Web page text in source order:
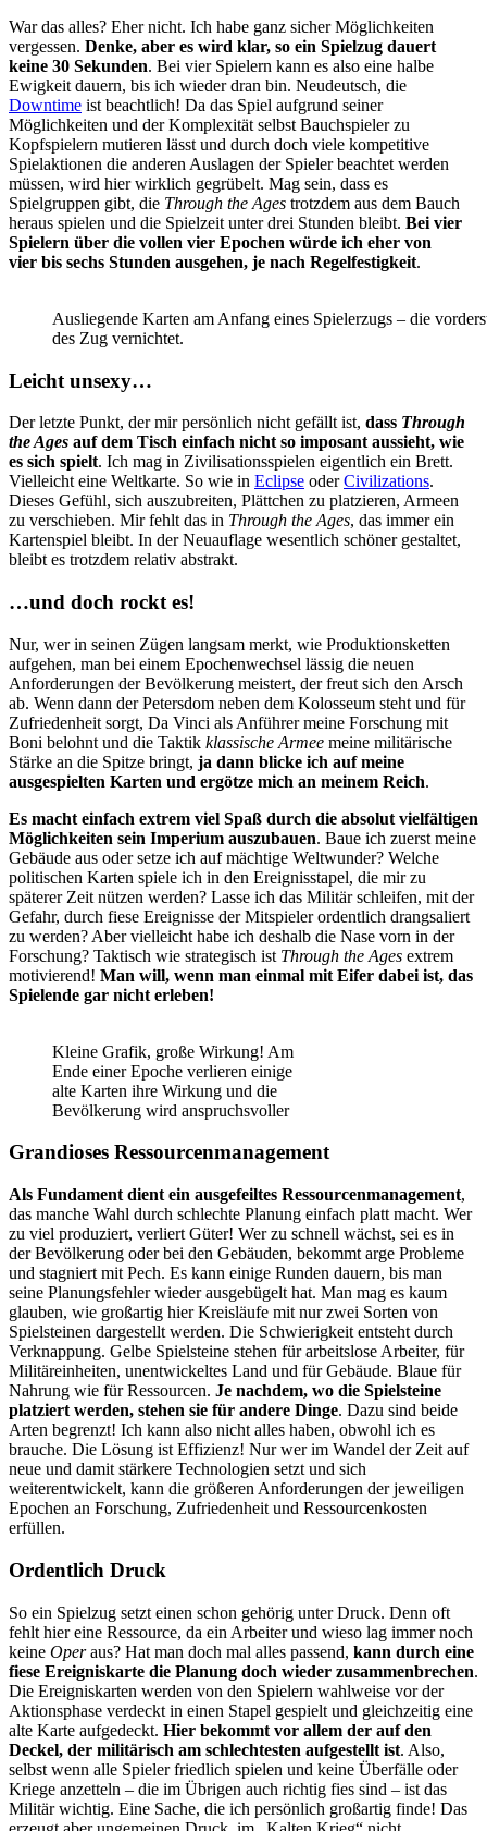
War das alles? Eher nicht. Ich habe ganz sicher Möglichkeiten
vergessen. Denke, aber es wird klar, so ein Spielzug dauert
keine 30 Sekunden. Bei vier Spielern kann es also eine halbe
Ewigkeit dauern, bis ich wieder dran bin. Neudeutsch, die
Downtime ist beachtlich! Da das Spiel aufgrund seiner
Möglichkeiten und der Komplexität selbst Bauchspieler zu
Kopfspielern mutieren lässt und durch doch viele kompetitive
Spielaktionen die anderen Auslagen der Spieler beachtet werden
müssen, wird hier wirklich gegrübelt. Mag sein, dass es
Spielgruppen gibt, die Through the Ages trotzdem aus dem Bauch
heraus spielen und die Spielzeit unter drei Stunden bleibt. Bei vier
Spielern über die vollen vier Epochen würde ich eher von
vier bis sechs Stunden ausgehen, je nach Regelfestigkeit.
Ausliegende Karten am Anfang eines Spielerzugs – die
des Zug vernichtet.
Leicht unsexy…
Der letzte Punkt, der mir persönlich nicht gefällt ist, dass Through
the Ages auf dem Tisch einfach nicht so imposant aussieht, wie
es sich spielt. Ich mag in Zivilisationsspielen eigentlich ein Brett.
Vielleicht eine Weltkarte. So wie in Eclipse oderCivilizations.
Dieses Gefühl, sich auszubreiten, Plättchen zu platzieren, Armeen
zu verschieben. Mir fehlt das in Through the Ages, das immer ein
Kartenspiel bleibt. In der Neuauflage wesentlich schöner gestaltet,
bleibt es trotzdem relativ abstrakt.
…und doch rockt es!
Nur, wer in seinen Zügen langsam merkt, wie Produktionsketten
aufgehen, man bei einem Epochenwechsel lässig die neuen
Anforderungen der Bevölkerung meistert, der freut sich den Arsch
ab. Wenn dann der Petersdom neben dem Kolosseum steht und für
Zufriedenheit sorgt, Da Vinci als Anführer meine Forschung mit
Boni belohnt und die Taktik klassische Armee meine militärische
Stärke an die Spitze bringt, ja dann blicke ich auf meine
ausgespielten Karten und ergötze mich an meinem Reich.
Es macht einfach extrem viel Spaß durch die absolut vielfältigen
Möglichkeiten sein Imperium auszubauen. Baue ich zuerst meine
Gebäude aus oder setze ich auf mächtige Weltwunder? Welche
politischen Karten spiele ich in den Ereignisstapel, die mir zu
späterer Zeit nützen werden? Lasse ich das Militär schleifen, mit der
Gefahr, durch fiese Ereignisse der Mitspieler ordentlich drangsaliert
zu werden? Aber vielleicht habe ich deshalb die Nase vorn in der
Forschung? Taktisch wie strategisch ist Through the Ages extrem
motivierend! Man will, wenn man einmal mit Eifer dabei ist, das
Spielende gar nicht erleben!
Kleine Grafik, große Wirkung! Am
Ende einer Epoche verlieren einige
alte Karten ihre Wirkung und die
Bevölkerung wird anspruchsvoller
Grandioses Ressourcenmanagement
Als Fundament dient ein ausgefeiltes Ressourcenmanagement,
das manche Wahl durch schlechte Planung einfach platt macht. Wer
zu viel produziert, verliert Güter! Wer zu schnell wächst, sei es in
der Bevölkerung oder bei den Gebäuden, bekommt arge Probleme
und stagniert mit Pech. Es kann einige Runden dauern, bis man
seine Planungsfehler wieder ausgebügelt hat. Man mag es kaum
glauben, wie großartig hier Kreisläufe mit nur zwei Sorten von
Spielsteinen dargestellt werden. Die Schwierigkeit entsteht durch
Verknappung. Gelbe Spielsteine stehen für arbeitslose Arbeiter, für
Militäreinheiten, unentwickeltes Land und für Gebäude. Blaue für
Nahrung wie für Ressourcen. Je nachdem, wo die Spielsteine
platziert werden, stehen sie für andere Dinge. Dazu sind beide
Arten begrenzt! Ich kann also nicht alles haben, obwohl ich es
brauche. Die Lösung ist Effizienz! Nur wer im Wandel der Zeit auf
neue und damit stärkere Technologien setzt und sich
weiterentwickelt, kann die größeren Anforderungen der jeweiligen
Epochen an Forschung, Zufriedenheit und Ressourcenkosten
erfüllen.
Ordentlich Druck
So ein Spielzug setzt einen schon gehörig unter Druck. Denn oft
fehlt hier eine Ressource, da ein Arbeiter und wieso lag immer noch
keine Operaus? Hat man doch mal alles passend, kann durch eine
fiese Ereigniskarte die Planung doch wieder zusammenbrechen.
Die Ereigniskarten werden von den Spielern wahlweise vor der
Aktionsphase verdeckt in einen Stapel gespielt und gleichzeitig eine
alte Karte aufgedeckt. Hier bekommt vor allem der auf den
Deckel, der militärisch am schlechtesten aufgestellt ist. Also,
selbst wenn alle Spieler friedlich spielen und keine Überfälle oder
Kriege anzetteln – die im Übrigen auch richtig fies sind – ist das
Militär wichtig. Eine Sache, die ich persönlich großartig finde! Das